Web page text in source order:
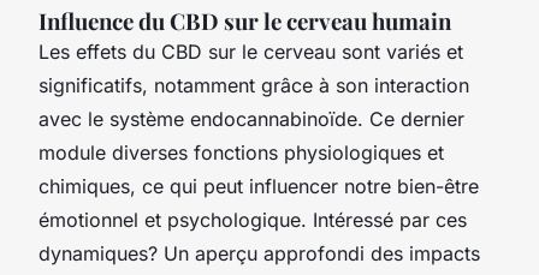
Influence du CBD sur le cerveau humain
Les effets du CBD sur le cerveau sont variés et
significatifs, notamment grâce à son interaction
avec le système endocannabinoïde. Ce dernier
module diverses fonctions physiologiques et
chimiques, ce qui peut influencer notre bien-être
émotionnel et psychologique. Intéressé par ces
dynamiques? Un aperçu approfondi des impacts